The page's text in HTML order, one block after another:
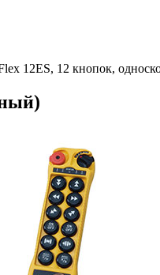
12ES, 12 кнопок,